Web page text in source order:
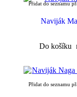
Přidat do seznamu
Naviják
Do košíku
Přidat do seznamu